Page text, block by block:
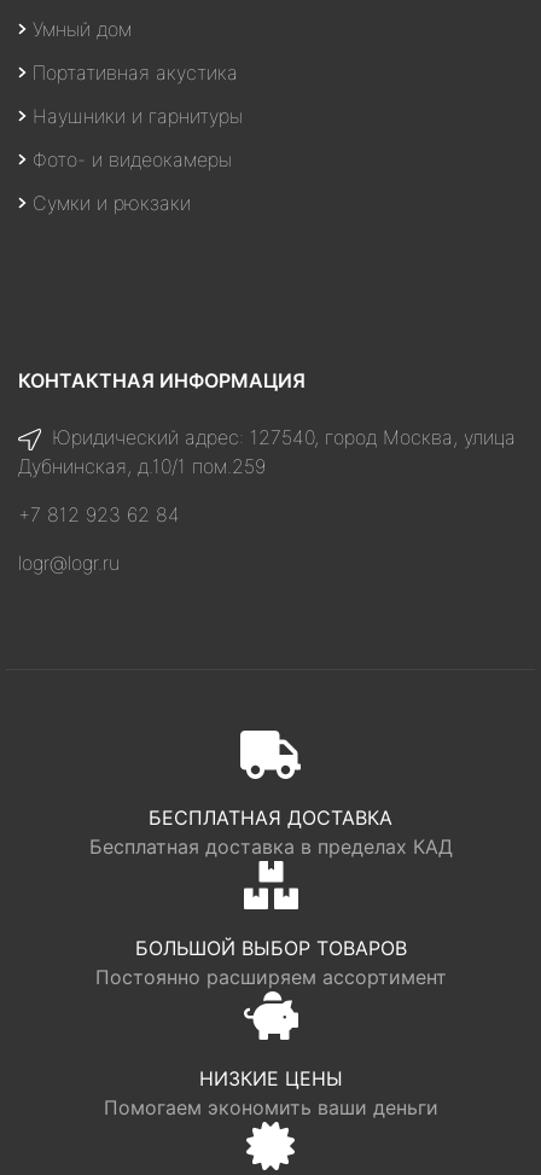
Умный дом
Портативная акустика
Наушники и гарнитуры
Фото- и видеокамеры
Сумки и рюкзаки
КОНТАКТНАЯ ИНФОРМАЦИЯ
Юридический адрес: 127540, город Москва, улица
Дубнинская, д.10/1 пом.259
+7 812 923 62 84
logr@logr.ru
БЕСПЛАТНАЯ ДОСТАВКА
Бесплатная доставка в пределах КАД
БОЛЬШОЙ ВЫБОР ТОВАРОВ
Постоянно расширяем ассортимент
НИЗКИЕ ЦЕНЫ
Помогаем экономить ваши деньги